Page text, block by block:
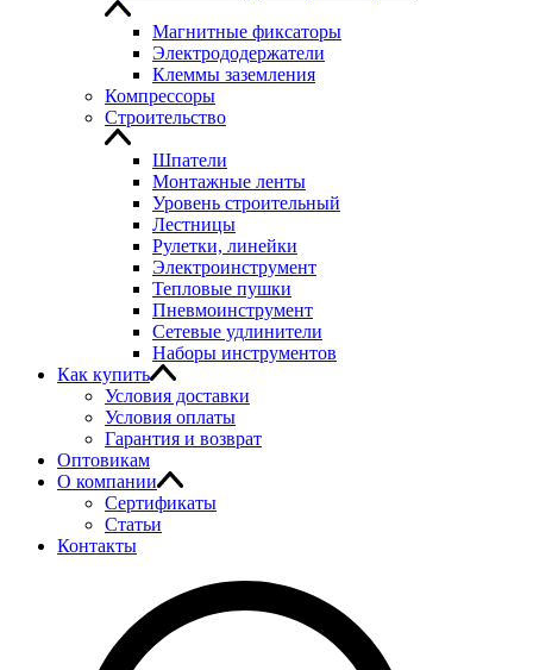
Магнитные фиксаторы
Электрододержатели
Клеммы заземления
Компрессоры
Строительство
Шпатели
Монтажные ленты
Уровень строительный
Лестницы
Рулетки, линейки
Электроинструмент
Тепловые пушки
Пневмоинструмент
Сетевые удлинители
Наборы инструментов
Как купить
Условия доставки
Условия оплаты
Гарантия и возврат
Оптовикам
О компании
Сертификаты
Статьи
Контакты